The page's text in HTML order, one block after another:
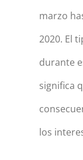
marzo
2020. El
durante
significa
los